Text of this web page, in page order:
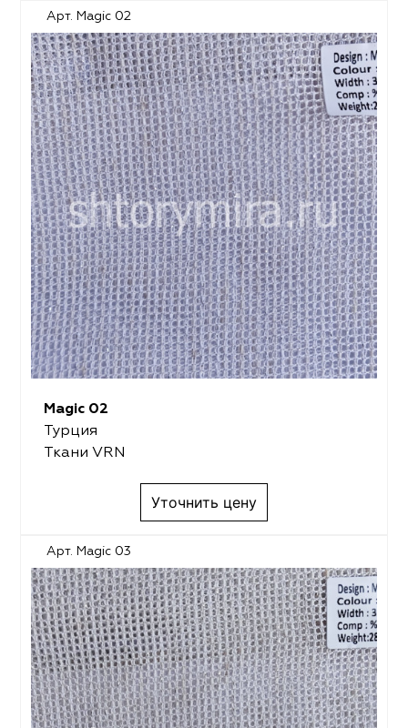
Арт. Magic 02
Magic 02
Турция
Ткани VRN
Уточнить цену
Арт. Magic 03